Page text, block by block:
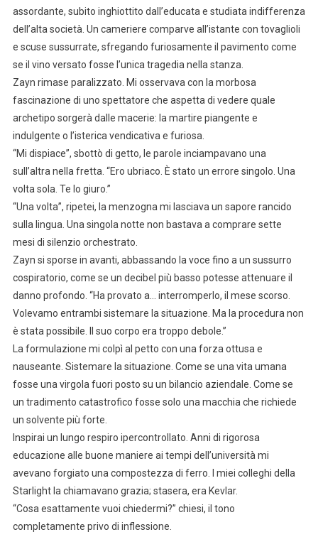
assordante, subito inghiottito dall’educata e studiata indifferenza
dell’alta società. Un cameriere comparve all’istante con tovaglioli
e scuse sussurrate, sfregando furiosamente il pavimento come
se il vino versato fosse l’unica tragedia nella stanza.
Zayn rimase paralizzato. Mi osservava con la morbosa
fascinazione di uno spettatore che aspetta di vedere quale
archetipo sorgerà dalle macerie: la martire piangente e
indulgente o l’isterica vendicativa e furiosa.
“Mi dispiace”, sbottò di getto, le parole inciampavano una
sull’altra nella fretta. “Ero ubriaco. È stato un errore singolo. Una
volta sola. Te lo giuro.”
“Una volta”, ripetei, la menzogna mi lasciava un sapore rancido
sulla lingua. Una singola notte non bastava a comprare sette
mesi di silenzio orchestrato.
Zayn si sporse in avanti, abbassando la voce fino a un sussurro
cospiratorio, come se un decibel più basso potesse attenuare il
danno profondo. “Ha provato a… interromperlo, il mese scorso.
Volevamo entrambi sistemare la situazione. Ma la procedura non
è stata possibile. Il suo corpo era troppo debole.”
La formulazione mi colpì al petto con una forza ottusa e
nauseante. Sistemare la situazione. Come se una vita umana
fosse una virgola fuori posto su un bilancio aziendale. Come se
un tradimento catastrofico fosse solo una macchia che richiede
un solvente più forte.
Inspirai un lungo respiro ipercontrollato. Anni di rigorosa
educazione alle buone maniere ai tempi dell’università mi
avevano forgiato una compostezza di ferro. I miei colleghi della
Starlight la chiamavano grazia; stasera, era Kevlar.
“Cosa esattamente vuoi chiedermi?” chiesi, il tono
completamente privo di inflessione.